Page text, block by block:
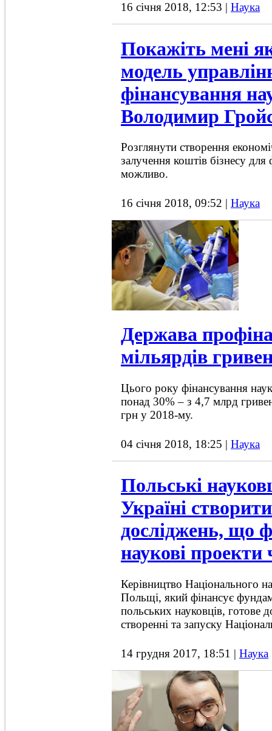
16 січня 2018, 12:53 | Наука
Покажіть мені
модель
фінансування
Володимир
Розглянути створення
залучення коштів бізнесу
можливо.
16 січня 2018, 09:52 | Наука
Держава
мільярдів
Цього року фінансування
понад 30% – з 4,7 млрд
грн у 2018-му.
04 січня 2018, 18:25 | Наука
Польські
Україні
досліджень, що
наукові проекти
Керівництво Національного
Польщі, який фінансує
польських науковців, готове
створенні та запуску
14 грудня 2017, 18:51 | Наука